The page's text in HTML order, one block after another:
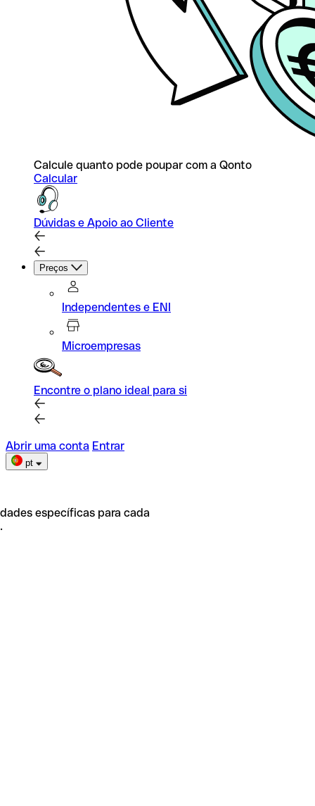
Calcule quanto pode poupar com a Qonto
Calcular
Dúvidas e Apoio ao Cliente
Preços
Independentes e ENI
Microempresas
Encontre o plano ideal para si
Abrir uma conta Entrar
pt
específicas para cada